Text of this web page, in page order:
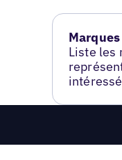
Marques
Liste les